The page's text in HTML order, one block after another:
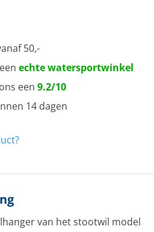
50,-
echte watersportwinkel
een 9.2/10
14 dagen
van het stootwil model